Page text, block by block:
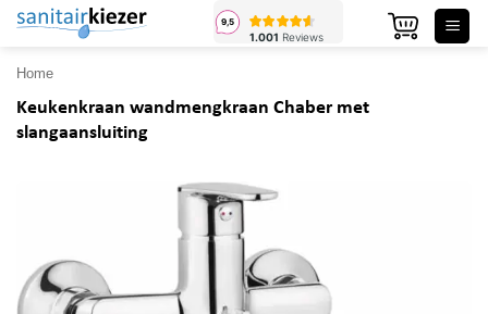
Ga
inhoud
Home
Keukenkraan wandmengkraan Chaber met
slangaansluiting